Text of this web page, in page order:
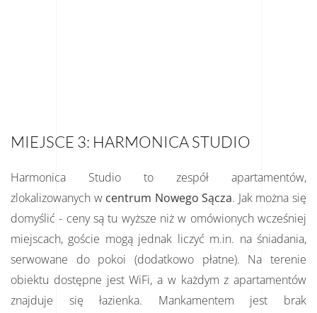
MIEJSCE 3: HARMONICA STUDIO
Harmonica Studio to zespół apartamentów,
zlokalizowanych w centrum Nowego Sącza. Jak można się
domyślić - ceny są tu wyższe niż w omówionych wcześniej
miejscach, goście mogą jednak liczyć m.in. na śniadania,
serwowane do pokoi (dodatkowo płatne). Na terenie
obiektu dostępne jest WiFi, a w każdym z apartamentów
znajduje się łazienka. Mankamentem jest brak